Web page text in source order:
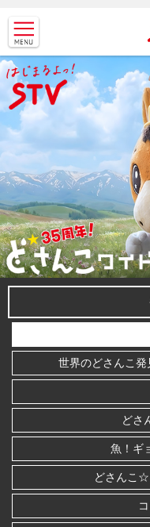
世界のどさんこ発
どさ
魚！ギ
どさんこ☆